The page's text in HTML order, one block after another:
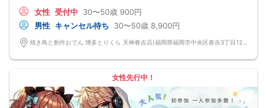
返却されるので安心です。
■最少催行人数
男女4対4
■中止判断タイミング
前日20時、または開催6時間前の時点で最少開催人数に満たない場合
→ お酒が飲めない方にはソフトドリンクも豊富にご用意しています！
女性 受付中 30〜50歳 900円
男性 キャンセル待ち 30〜50歳 8,900円
女性先行中！